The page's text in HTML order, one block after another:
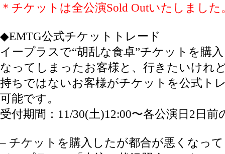
＊チケットは全公演Sold Outいたしました
◆EMTG公式チケットトレード
イープラスで“胡乱な食卓”チケットを購
なってしまったお客様と、行きたいけれ
持ちではないお客様がチケットを公式ト
可能です。
受付期間：11/30(土)12:00〜各公演日2日前
– チケットを購入したが都合が悪くなっ